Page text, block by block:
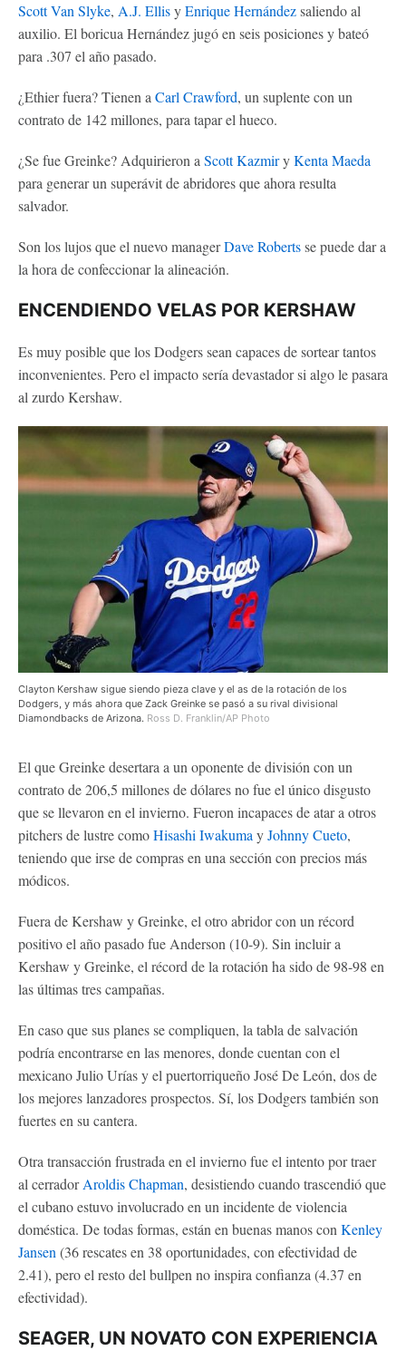
Scott Van Slyke, A.J. EllisyEnrique Hernándezsaliendo al
auxilio. El boricua Hernández jugó en seis posiciones y bateó
para .307 el año pasado.
¿Ethier fuera? Tienen a Carl Crawford, un suplente con un
contrato de 142 millones, para tapar el hueco.
¿Se fue Greinke? Adquirieron a Scott KazmiryKenta Maeda
para generar un superávit de abridores que ahora resulta
salvador.
Son los lujos que el nuevo managerDave Robertsse puede dar a
la hora de confeccionar la alineación.
ENCENDIENDO VELAS POR KERSHAW
Es muy posible que los Dodgers sean capaces de sortear tantos
inconvenientes. Pero el impacto sería devastador si algo le pasara
al zurdo Kershaw.
Clayton Kershaw sigue siendo pieza clave y el as de la rotación de los
Dodgers, y más ahora que Zack Greinke se pasó a su rival divisional
Diamondbacks de Arizona. Ross D. Franklin/AP Photo
El que Greinke desertara a un oponente de división con un
contrato de 206,5 millones de dólares no fue el único disgusto
que se llevaron en el invierno. Fueron incapaces de atar a otros
pitchers de lustre comoHisashi Iwakuma yJohnny Cueto,
teniendo que irse de compras en una sección con precios más
módicos.
Fuera de Kershaw y Greinke, el otro abridor con un récord
positivo el año pasado fue Anderson (10-9). Sin incluir a
Kershaw y Greinke, el récord de la rotación ha sido de 98-98 en
las últimas tres campañas.
En caso que sus planes se compliquen, la tabla de salvación
podría encontrarse en las menores, donde cuentan con el
mexicano Julio Urías y el puertorriqueño José De León, dos de
los mejores lanzadores prospectos. Sí, los Dodgers también son
fuertes en su cantera.
Otra transacción frustrada en el invierno fue el intento por traer
al cerradorAroldis Chapman, desistiendo cuando trascendió que
el cubano estuvo involucrado en un incidente de violencia
doméstica. De todas formas, están en buenas manos con Kenley
Jansen (36 rescates en 38 oportunidades, con efectividad de
2.41), pero el resto del bullpen no inspira confianza (4.37 en
efectividad).
SEAGER, UN NOVATO CON EXPERIENCIA